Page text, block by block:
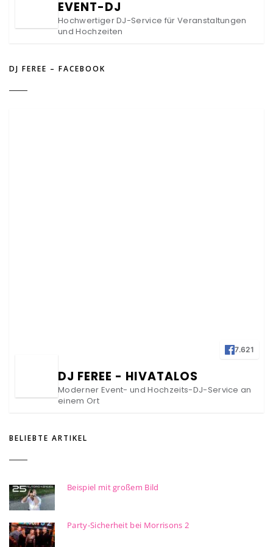
EVENT-DJ
Hochwertiger DJ-Service für Veranstaltungen
und Hochzeiten
DJ FEREE – FACEBOOK
7.621
DJ FEREE - HIVATALOS
Moderner Event- und Hochzeits-DJ-Service an
einem Ort
BELIEBTE ARTIKEL
Beispiel mit großem Bild
Party-Sicherheit bei Morrisons 2